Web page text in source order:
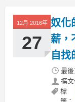
12月 2016年
27
奴化
薪，
自找
最
撰文
標